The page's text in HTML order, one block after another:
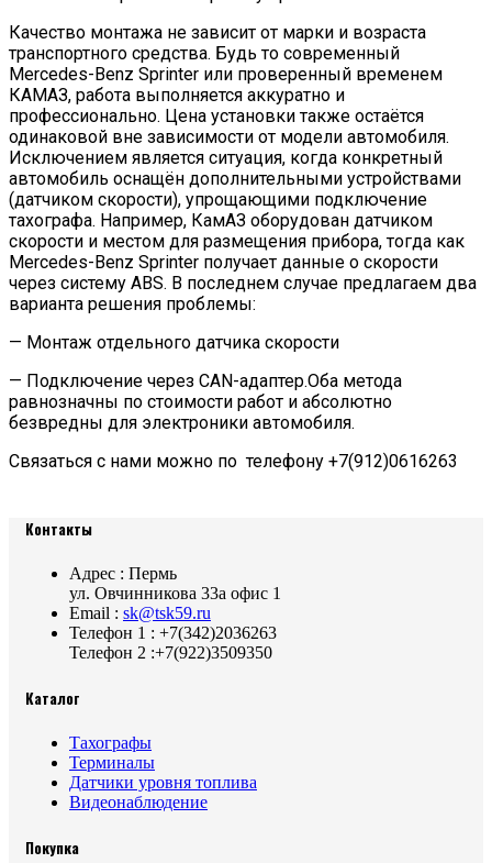
Качество монтажа не зависит от марки и возраста
транспортного средства. Будь то современный
Mercedes-Benz Sprinter или проверенный временем
КАМАЗ, работа выполняется аккуратно и
профессионально. Цена установки также остаётся
одинаковой вне зависимости от модели автомобиля.
Исключением является ситуация, когда конкретный
автомобиль оснащён дополнительными устройствами
(датчиком скорости), упрощающими подключение
тахографа. Например, КамАЗ оборудован датчиком
скорости и местом для размещения прибора, тогда как
Mercedes-Benz Sprinter получает данные о скорости
через систему ABS. В последнем случае предлагаем два
варианта решения проблемы:
— Монтаж отдельного датчика скорости
— Подключение через CAN-адаптер.Оба метода
равнозначны по стоимости работ и абсолютно
безвредны для электроники автомобиля.
Связаться с нами можно по телефону +7(912)0616263
Контакты
Адрес : Пермь
ул. Овчинникова 33а офис 1
Email : sk@tsk59.ru
Телефон 1 : +7(342)2036263
Телефон 2 :+7(922)3509350
Каталог
Тахографы
Терминалы
Датчики уровня топлива
Видеонаблюдение
Покупка